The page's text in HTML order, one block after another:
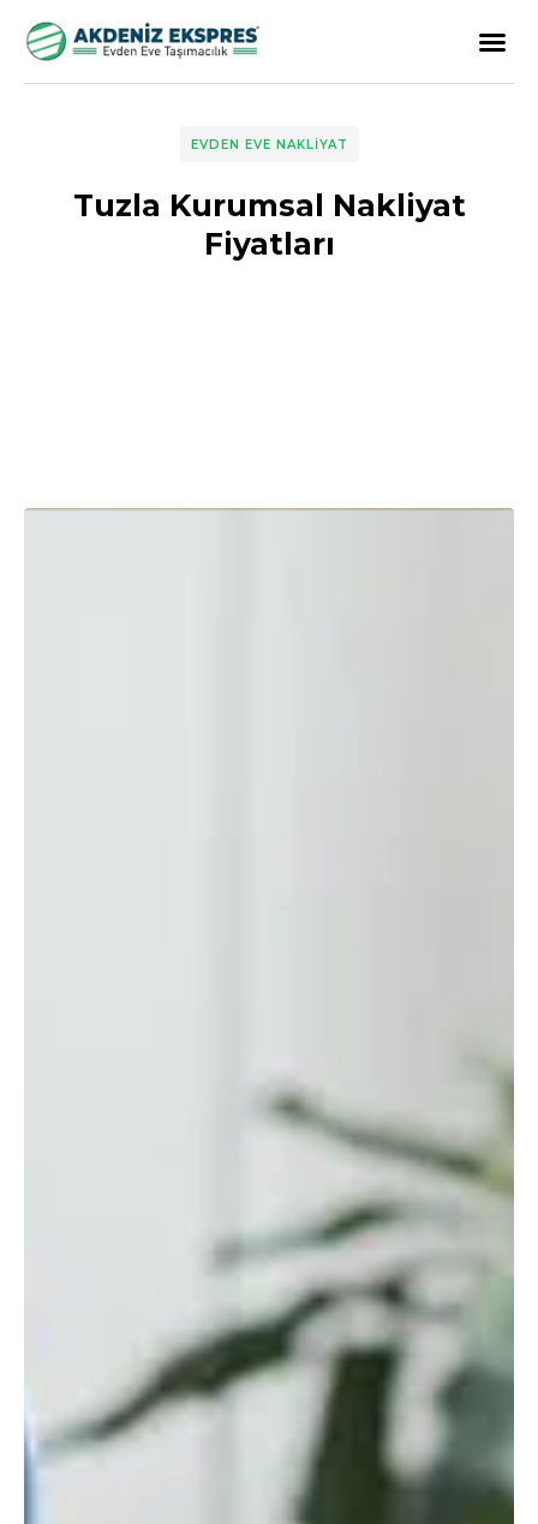
EVDEN EVE NAKLIYAT
Tuzla Kurumsal Nakliyat
Fiyatları